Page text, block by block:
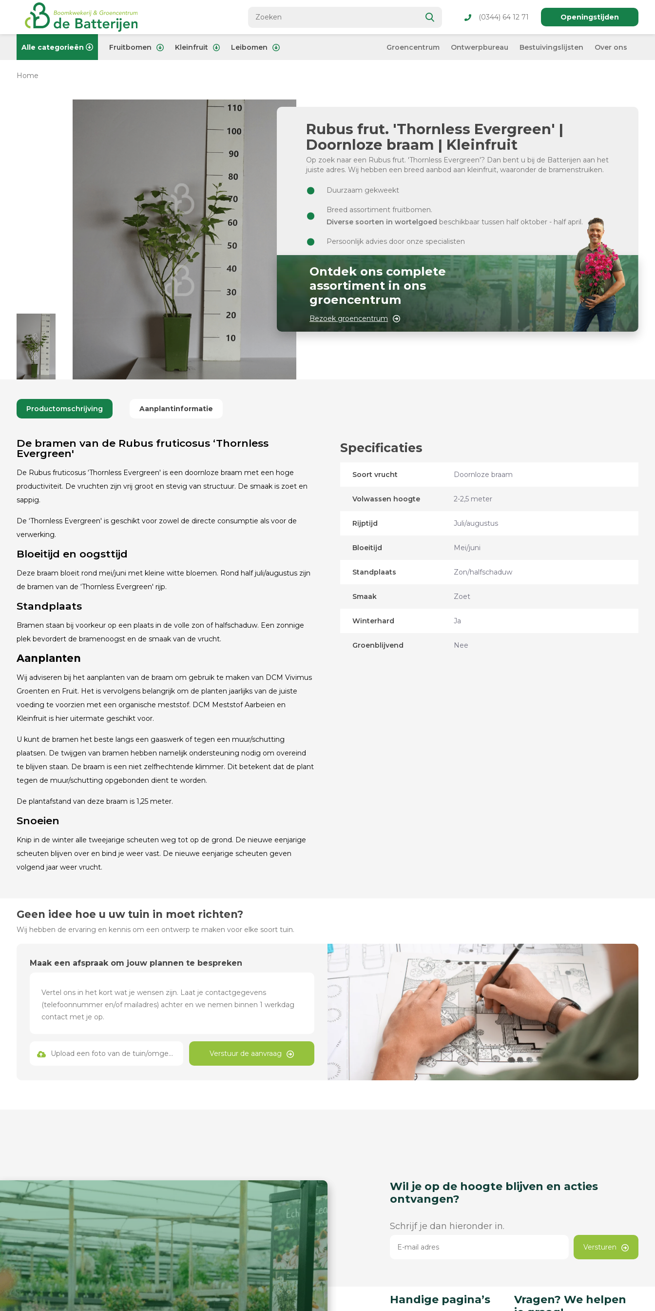
(0344) 64 12 71 Openingstijden
Alle categorieën Fruitbomen Kleinfruit Leibomen Groencentrum Ontwerpbureau Bestuivingslijsten Over ons
Home
Rubus frut. 'Thornless Evergreen' |
Doornloze braam | Kleinfruit
Op zoek naar een Rubus frut. 'Thornless Evergreen'? Dan bent u bij de Batterijen aan het
juiste adres. Wij hebben een breed aanbod aan kleinfruit, waaronder de bramenstruiken.
Duurzaam gekweekt
Breed assortiment fruitbomen.
Diverse soorten in wortelgoed beschikbaar tussen half oktober - half april.
Persoonlijk advies door onze specialisten
Ontdek ons complete
assortiment in ons
groencentrum
Bezoek groencentrum
Productomschrijving Aanplantinformatie
De bramen van de Rubus fruticosus ‘Thornless
Evergreen'
De Rubus fruticosus ‘Thornless Evergreen' is een doornloze braam met een hoge
productiviteit. De vruchten zijn vrij groot en stevig van structuur. De smaak is zoet en
sappig.
De ‘Thornless Evergreen' is geschikt voor zowel de directe consumptie als voor de
verwerking.
Bloeitijd en oogsttijd
Deze braam bloeit rond mei/juni met kleine witte bloemen. Rond half juli/augustus zijn
de bramen van de ‘Thornless Evergreen' rijp.
Standplaats
Bramen staan bij voorkeur op een plaats in de volle zon of halfschaduw. Een zonnige
plek bevordert de bramenoogst en de smaak van de vrucht.
Aanplanten
Wij adviseren bij het aanplanten van de braam om gebruik te maken van DCM Vivimus
Groenten en Fruit. Het is vervolgens belangrijk om de planten jaarlijks van de juiste
voeding te voorzien met een organische meststof. DCM Meststof Aarbeien en
Kleinfruit is hier uitermate geschikt voor.
U kunt de bramen het beste langs een gaaswerk of tegen een muur/schutting
plaatsen. De twijgen van bramen hebben namelijk ondersteuning nodig om overeind
te blijven staan. De braam is een niet zelfhechtende klimmer. Dit betekent dat de plant
tegen de muur/schutting opgebonden dient te worden.
De plantafstand van deze braam is 1,25 meter.
Snoeien
Knip in de winter alle tweejarige scheuten weg tot op de grond. De nieuwe eenjarige
scheuten blijven over en bind je weer vast. De nieuwe eenjarige scheuten geven
volgend jaar weer vrucht.
Specificaties
Soort vrucht Doornloze braam
Volwassen hoogte 2-2,5 meter
Rijptijd Juli/augustus
Bloeitijd Mei/juni
Standplaats Zon/halfschaduw
Smaak Zoet
Winterhard Ja
Groenblijvend Nee
Geen idee hoe u uw tuin in moet richten?
Wij hebben de ervaring en kennis om een ontwerp te maken voor elke soort tuin.
Maak een afspraak om jouw plannen te bespreken
Upload een foto van de tuin/omgeving Verstuur de aanvraag
Wil je op de hoogte blijven en acties
ontvangen?
Schrijf je dan hieronder in.
Versturen
Handige pagina’s
Vragen? We helpen